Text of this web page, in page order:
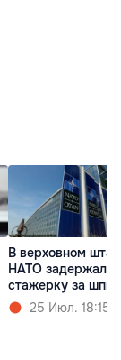
В верховном
НАТО задержали
стажерку за
25 Июл. 18:15